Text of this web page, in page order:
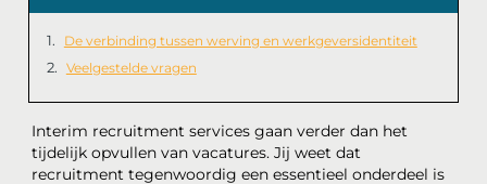
Interim recruitment services gaan verder dan het
tijdelijk opvullen van vacatures. Jij weet dat
recruitment tegenwoordig een essentieel onderdeel is
De verbinding tussen werving en werkgeversidentiteit
Veelgestelde vragen